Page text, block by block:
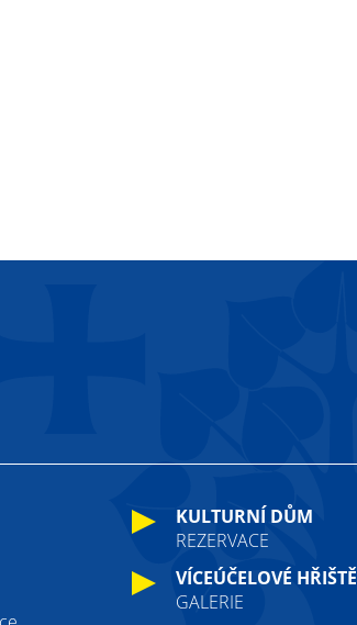
KULTURNÍ DŮM
REZERVACE
VÍCEÚČELOVÉ HŘIŠTĚ
GALERIE